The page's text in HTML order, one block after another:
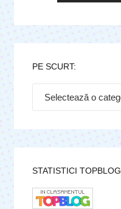
PE SCURT:
STATISTICI TOPBLOG